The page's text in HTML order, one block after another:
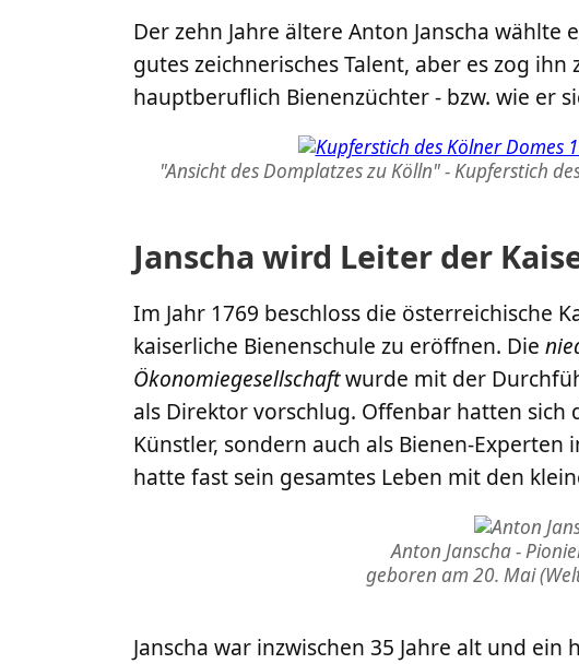
Der zehn Jahre ältere Anton Janscha
gutes zeichnerisches Talent, aber es zog
hauptberuflich Bienenzüchter - bzw. wie er
"Ansicht des Domplatzes zu Kölln" - Kupferstich
Janscha wird Leiter der
Im Jahr 1769 beschloss die österreichische
kaiserliche Bienenschule zu eröffnen. Die
Ökonomiegesellschaftwurde mit der
als Direktor vorschlug. Offenbar hatten sich
Künstler, sondern auch als Bienen-Experten
hatte fast sein gesamtes Leben mit den
Anton Janscha -
geboren am 20. Mai
Janscha war inzwischen 35 Jahre alt und